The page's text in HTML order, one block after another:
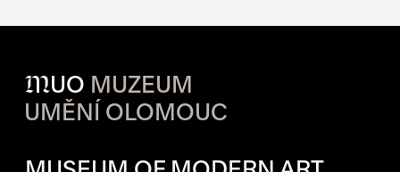
MUO MUZEUM
UMĚNÍ OLOMOUC